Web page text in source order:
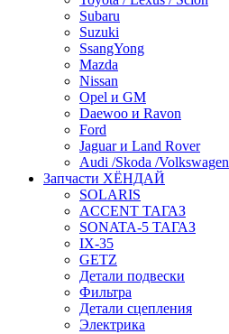
Subaru
Suzuki
SsangYong
Mazda
Nissan
Opel и GM
Daewoo и Ravon
Ford
Jaguar и Land Rover
Audi /Skoda /Volkswagen
Запчасти ХЁНДАЙ
SOLARIS
ACCENT ТАГАЗ
SONATA-5 ТАГАЗ
IX-35
GETZ
Детали подвески
Фильтра
Детали сцепления
Электрика